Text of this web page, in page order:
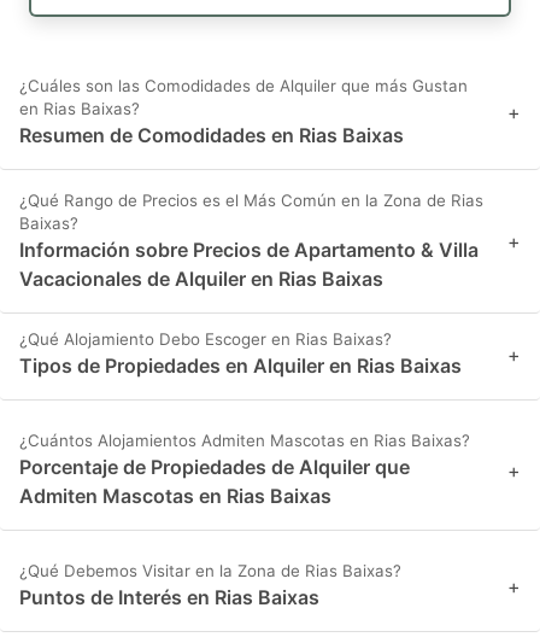
¿Cuáles son las Comodidades de Alquiler que más Gustan
en Rias Baixas?
Resumen de Comodidades en Rias Baixas
+
¿Qué Rango de Precios es el Más Común en la Zona de Rias
Baixas?
Información sobre Precios de Apartamento & Villa
Vacacionales de Alquiler en Rias Baixas
+
¿Qué Alojamiento Debo Escoger en Rias Baixas?
Tipos de Propiedades en Alquiler en Rias Baixas +
¿Cuántos Alojamientos Admiten Mascotas en Rias Baixas?
Porcentaje de Propiedades de Alquiler que
Admiten Mascotas en Rias Baixas
+
¿Qué Debemos Visitar en la Zona de Rias Baixas?
Puntos de Interés en Rias Baixas +